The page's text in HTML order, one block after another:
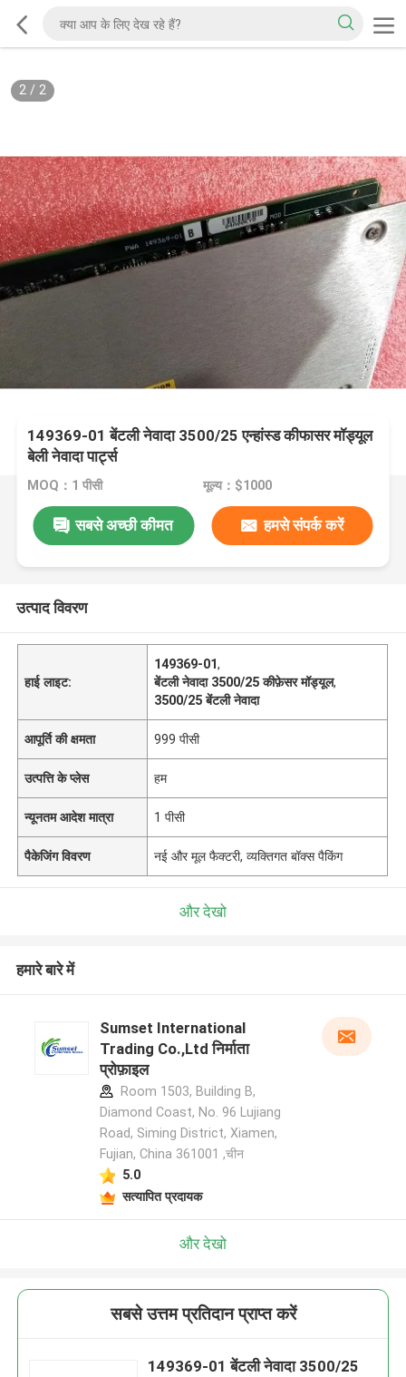
2/ 2
149369-01 बेंटली नेवादा 3500/25 एन्हांस्ड कीफासर मॉड्यूल
बेली नेवादा पार्ट्स
MOQ：1 पीसी मूल्य：$1000
सबसे अच्छी कीमत हमसे संपर्क करें
उत्पाद विवरण
हाई लाइट:
149369-01,
बेंटली नेवादा 3500/25 कीफ़ेसर मॉड्यूल,
3500/25 बेंटली नेवादा
आपूर्ति की क्षमता 999 पीसी
उत्पत्ति के प्लेस हम
न्यूनतम आदेश मात्रा 1 पीसी
पैकेजिंग विवरण नई और मूल फैक्टरी, व्यक्तिगत बॉक्स पैकिंग
और देखो
हमारे बारे में
Sumset International
Trading Co.,Ltd निर्माता
प्रोफ़ाइल
Room 1503, Building B,
Diamond Coast, No. 96 Lujiang
Road, Siming District, Xiamen,
Fujian, China 361001 ,चीन
5.0
सत्यापित प्रदायक
और देखो
सबसे उत्तम प्रतिदान प्राप्त करें
149369-01 बेंटली नेवादा 3500/25